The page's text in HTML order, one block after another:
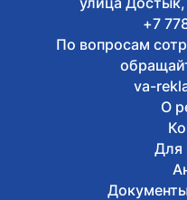
+7
По вопросам
va-
О
Для